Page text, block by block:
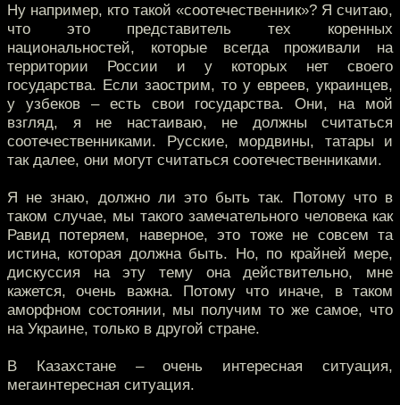
Ну например, кто такой «соотечественник»? Я считаю,
что это представитель тех коренных
национальностей, которые всегда проживали на
территории России и у которых нет своего
государства. Если заострим, то у евреев, украинцев,
у узбеков – есть свои государства. Они, на мой
взгляд, я не настаиваю, не должны считаться
соотечественниками. Русские, мордвины, татары и
так далее, они могут считаться соотечественниками.
Я не знаю, должно ли это быть так. Потому что в
таком случае, мы такого замечательного человека как
Равид потеряем, наверное, это тоже не совсем та
истина, которая должна быть. Но, по крайней мере,
дискуссия на эту тему она действительно, мне
кажется, очень важна. Потому что иначе, в таком
аморфном состоянии, мы получим то же самое, что
на Украине, только в другой стране.
В Казахстане – очень интересная ситуация,
мегаинтересная ситуация.